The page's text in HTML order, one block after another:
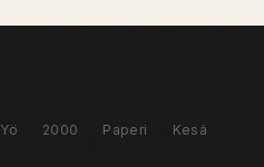
Yö 2000 Paperi Kesä